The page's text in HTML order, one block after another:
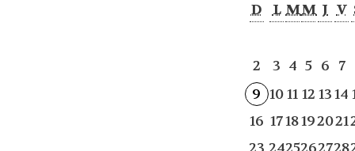
D L MM J V
2 3 4 5 6 7
9 1011 12 1314
16 1718192021